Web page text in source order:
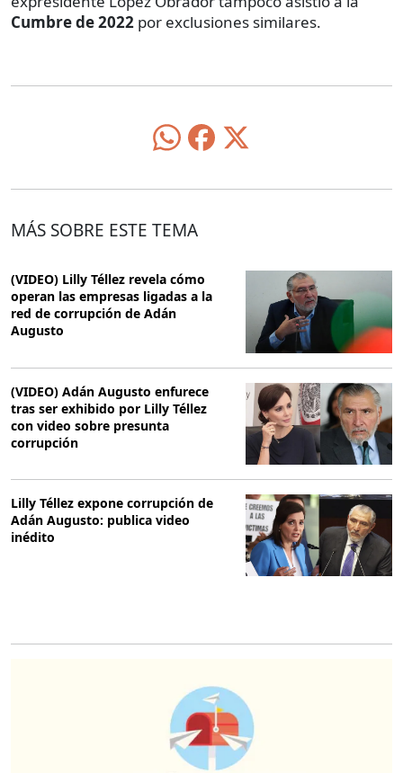
Cumbre de 2022 por exclusiones similares.
MÁS SOBRE ESTE TEMA
(VIDEO) Lilly Téllez revela cómo
operan las empresas ligadas a la
red de corrupción de Adán
Augusto
(VIDEO) Adán Augusto enfurece
tras ser exhibido por Lilly Téllez
con video sobre presunta
corrupción
Lilly Téllez expone corrupción de
Adán Augusto: publica video
inédito